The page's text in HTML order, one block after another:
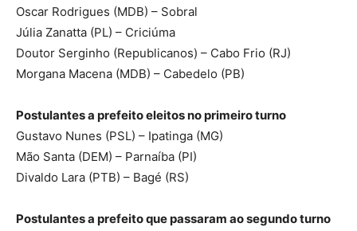
Oscar Rodrigues (MDB) – Sobral
Júlia Zanatta (PL) – Criciúma
Doutor Serginho (Republicanos) – Cabo Frio (RJ)
Morgana Macena (MDB) – Cabedelo (PB)
Postulantes a prefeito eleitos no primeiro turno
Gustavo Nunes (PSL) – Ipatinga (MG)
Mão Santa (DEM) – Parnaíba (PI)
Divaldo Lara (PTB) – Bagé (RS)
Postulantes a prefeito que passaram ao segundo turno